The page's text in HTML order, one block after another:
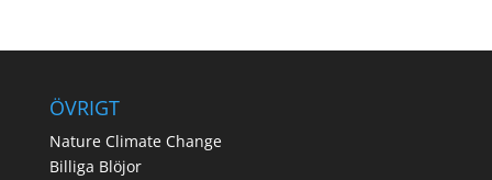
ÖVRIGT
Nature Climate Change
Billiga Blöjor